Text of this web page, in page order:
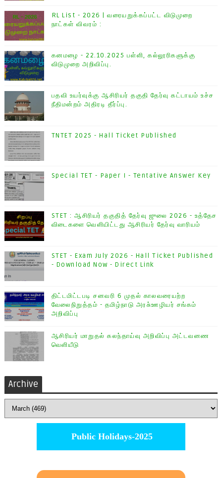
RL List - 2026 | வரையறுக்கப்பட்ட விடுமுறை
நாட்கள் விவரம் :
கனமழை - 22.10.2025 பள்ளி, கல்லூரிகளுக்கு
விடுமுறை அறிவிப்பு.
பதவி உயர்வுக்கு ஆசிரியர் தகுதி தேர்வு கட்டாயம் உச்ச
நீதிமன்றம் அதிரடி தீர்ப்பு.
TNTET 2025 - Hall Ticket Published
Special TET - Paper I - Tentative Answer Key
STET : ஆசிரியர் தகுதித் தேர்வு ஜுலை 2026 - உத்தேச
விடைகளை வெளியிட்டது ஆசிரியர் தேர்வு வாரியம்
STET - Exam July 2026 - Hall Ticket Published
- Download Now - Direct Link
திட்டமிட்டபடி சனவரி 6 முதல் காலவரையற்ற
வேலைநிறுத்தம் - தமிழ்நாடு அரசு்ஊழியர் சங்கம்
அறிவிப்பு
ஆசிரியர் மாறுதல் கலந்தாய்வு அறிவிப்பு அட்டவனண
வெளியீடு
Archive
Public Holidays-2025